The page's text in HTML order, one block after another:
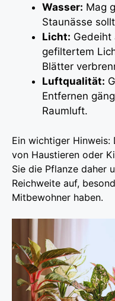
Wasser: Mag
Staunässe
Licht: Gedeiht
gefiltertem
Blätter
Luftqualität:
Entfernen
Raumluft.
Ein wichtiger
von Haustieren oder
Sie die Pflanze daher
Reichweite auf,
Mitbewohner haben.